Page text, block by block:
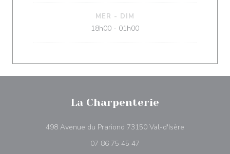
MER - DIM
18h00 - 01h00
La Charpenterie
498 Avenue du Prariond 73150 Val-d'Isère
07 86 75 45 47